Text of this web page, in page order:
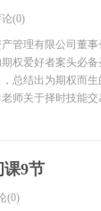
(0)
管理有限公司董
权爱好者案头必备
总结出为期权而
师关于择时技能
课9节
(0)